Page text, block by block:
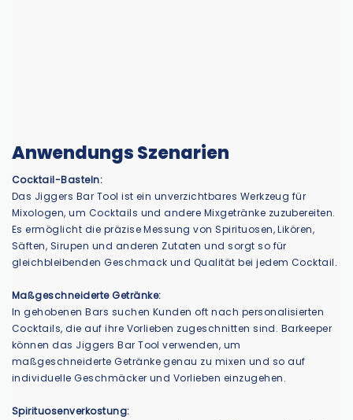
Anwendungs Szenarien
Cocktail-Basteln:
Das Jiggers Bar Tool ist ein unverzichtbares Werkzeug für
Mixologen, um Cocktails und andere Mixgetränke zuzubereiten.
Es ermöglicht die präzise Messung von Spirituosen, Likören,
Säften, Sirupen und anderen Zutaten und sorgt so für
gleichbleibenden Geschmack und Qualität bei jedem Cocktail.
Maßgeschneiderte Getränke:
In gehobenen Bars suchen Kunden oft nach personalisierten
Cocktails, die auf ihre Vorlieben zugeschnitten sind. Barkeeper
können das Jiggers Bar Tool verwenden, um
maßgeschneiderte Getränke genau zu mixen und so auf
individuelle Geschmäcker und Vorlieben einzugehen.
Spirituosenverkostung: